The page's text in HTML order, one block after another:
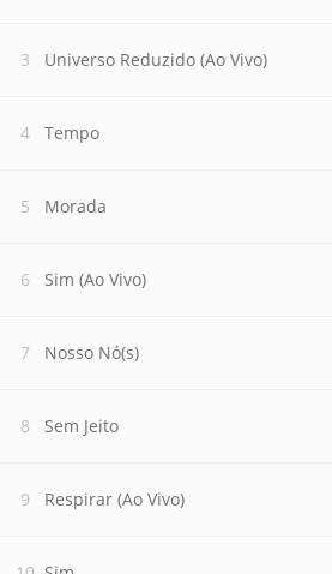
Universo Reduzido (Ao Vivo)
Tempo
Morada
Sim (Ao Vivo)
Nosso Nó(s)
Sem Jeito
Respirar (Ao Vivo)